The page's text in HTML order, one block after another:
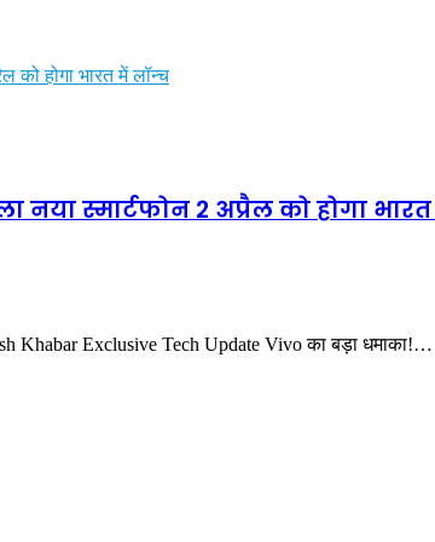
को होगा भारत में लॉन्च
नया स्मार्टफोन 2 अप्रैल को होगा
Khabar Exclusive Tech Update Vivo का बड़ा धमाका!…